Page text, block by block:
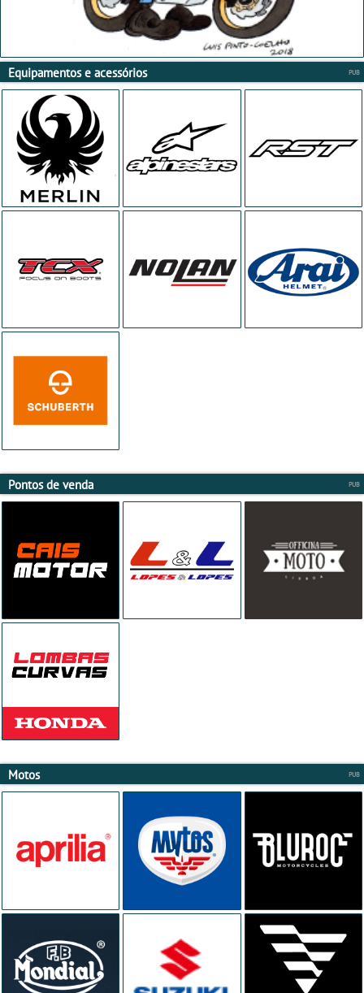
Equipamentos e acessórios
Pontos de venda
Motos